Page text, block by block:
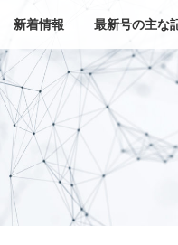
新着情報 最新号の主な